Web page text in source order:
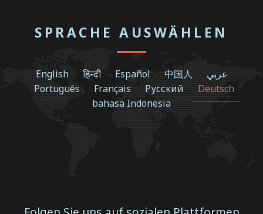
SPRACHE AUSWÄHLEN
English हिन्दी Español 中国人
عربي
Português
Français Русский
Deutsch
bahasa Indonesia